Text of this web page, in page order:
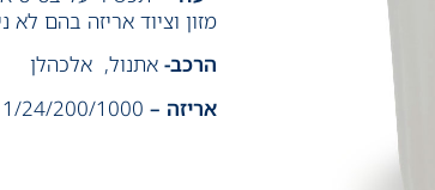
מזון וציוד אריזה בהם
הרכב-אתנול, אלכהלן
אריזה –